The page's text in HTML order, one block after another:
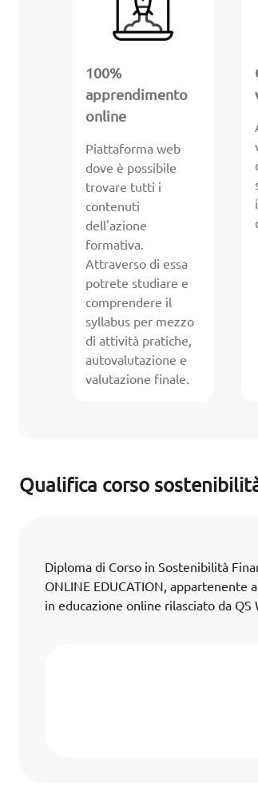
100%
apprendimento
online
Piattaforma web
dove è possibile
trovare tutti i
contenuti
dell'azione
formativa.
Attraverso di essa
potrete studiare e
comprendere il
syllabus per mezzo
di attività pratiche,
autovalutazione e
valutazione finale.
Qualifica corso
Diploma di Corso in Sostenibilità
ONLINE EDUCATION,
in educazione online rilasciato da